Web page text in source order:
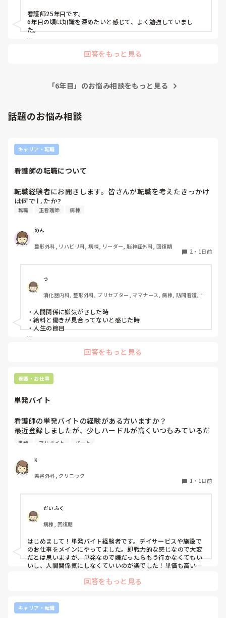
皆さんはどのようにして勉強していますか？
参考までに、たくさんの方の勉強方法が知りたいです！🙇🏻‍♀️
看護師25年目です。
6年目の頃は知識を深めたいと感じて、よく勉強していまし
た。
チェックしていました。良さそうなら購入。今もこのやり方が
もよくしていました。スマホ中心の勉強も、きちんと整理して
本は本当に中身を見るまで分からないことも多いですよね💦
安いものではないので手当り次第買うわけにもいかないですし
勉強のやり方は人それぞれなので、自分に合う方法を見つける
回答をもっと見る
「6年目」のお悩み相談をもっと見る
話題のお悩み相談
キャリア・転職
看護師の転職について
転職経験者にお聞きします。皆さんが転職を考えたきっかけ
は何でしたか?
転職 正看護師 病棟
のん
整形外科, リハビリ科, 病棟, リーダー, 脳神経外科, 回復期
2 ・ 1日前
う
消化器内科, 整形外科, プリセプター, ママナース, 病棟, 訪問看護,
・人間関係に嫌気がさした時
・給料と働きが見合ってないと感じた時
・人生の節目
回答をもっと見る
看護・お仕事
単発バイト
看護師の単発バイトの経験がある方いますか？
最近登録しましたが、少しハードルが高くいつもみているだ
けです。
ような雰囲気なのか知りたいです。
単発 アルバイト パート
k
美容外科, クリニック
1 ・ 1日前
だいふく
病棟, 回復期
はじめまして！単発バイト経験者です。デイサービスや施設で
のお仕事をメインにやってました。即戦力的な感じなので大変
だとは思いますが、単発なので嫌だったらもう行かなくてもい
いし、人間関係気にしなくていいのが楽でした！単価も高いで
にちに空きがあるか分からないのでそこは難点ですかね。
回答をもっと見る
キャリア・転職